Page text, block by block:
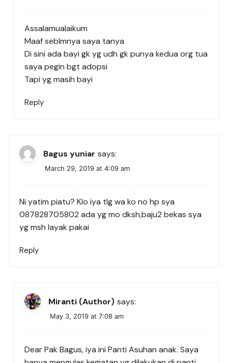
Assalamualaikum
Maaf seblmnya saya tanya
Di sini ada bayi gk yg udh gk punya kedua org tua
saya pegin bgt adopsi
Tapi yg masih bayi
Reply
Bagus yuniar says:
March 29, 2019 at 4:09 am
Ni yatim piatu? Klo iya tlg wa ko no hp sya
087828705802 ada yg mo dksh,baju2 bekas sya
yg msh layak pakai
Reply
Miranti (Author) says:
May 3, 2019 at 7:08 am
Dear Pak Bagus, iya ini Panti Asuhan anak. Saya